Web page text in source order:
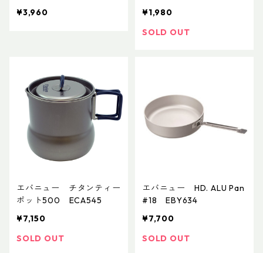
¥3,960
¥1,980
SOLD OUT
エバニュー チタンティー
ポット500 ECA545
¥7,150
SOLD OUT
エバニュー HD. ALU Pan
#18 EBY634
¥7,700
SOLD OUT